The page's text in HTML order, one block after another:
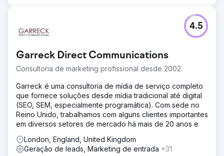
mídia social O cliente foi destaque em sites proeminentes
significativamente sua presença e reputação online.
Ir para a página da agência
Garreck Direct Communications
Consultoria de marketing profissional desde 2002.
4.5
Garreck é uma consultoria de mídia de serviço completo
que fornece soluções desde mídia tradicional até digital
(SEO, SEM, especialmente programática). Com sede no
Reino Unido, trabalhamos com alguns clientes importantes
em diversos setores de mercado há mais de 20 anos e
London, England, United Kingdom
Geração de leads, Marketing de entrada +31